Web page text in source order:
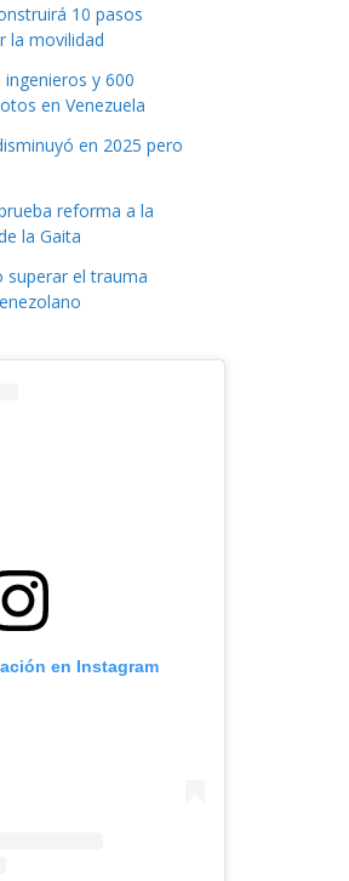
10 pasos
la movilidad
y 600
en Venezuela
en 2025 pero
reforma a la
la Gaita
superar el trauma
en Instagram